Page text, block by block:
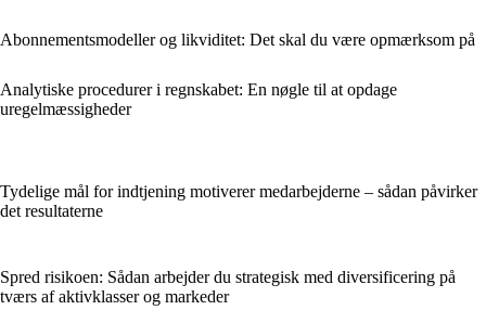
Abonnementsmodeller og likviditet: Det skal du være opmærksom på
Analytiske procedurer i regnskabet: En nøgle til at opdage
uregelmæssigheder
Tydelige mål for indtjening motiverer medarbejderne – sådan påvirker
det resultaterne
Spred risikoen: Sådan arbejder du strategisk med diversificering på
tværs af aktivklasser og markeder